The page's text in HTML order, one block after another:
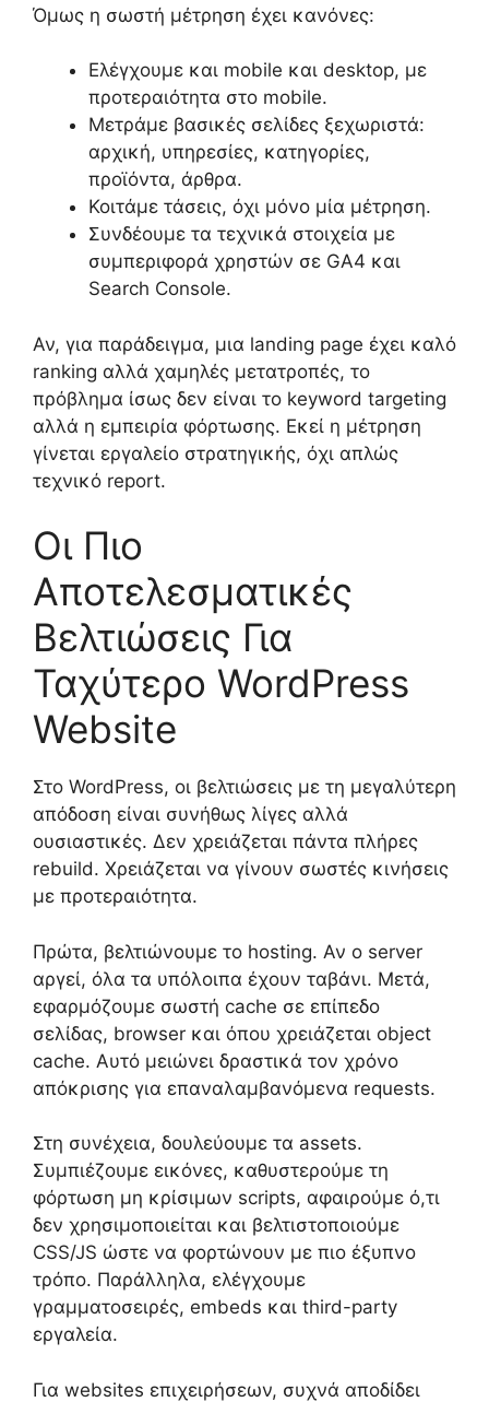
Όμως η σωστή μέτρηση έχει κανόνες:
Ελέγχουμε και mobile και desktop, με
προτεραιότητα στο mobile.
Μετράμε βασικές σελίδες ξεχωριστά:
αρχική, υπηρεσίες, κατηγορίες,
προϊόντα, άρθρα.
Κοιτάμε τάσεις, όχι μόνο μία μέτρηση.
Συνδέουμε τα τεχνικά στοιχεία με
συμπεριφορά χρηστών σε GA4 και
Search Console.
Αν, για παράδειγμα, μια landing page έχει καλό
ranking αλλά χαμηλές μετατροπές, το
πρόβλημα ίσως δεν είναι το keyword targeting
αλλά η εμπειρία φόρτωσης. Εκεί η μέτρηση
γίνεται εργαλείο στρατηγικής, όχι απλώς
τεχνικό report.
Οι Πιο
Αποτελεσματικές
Βελτιώσεις Για
Ταχύτερο WordPress
Website
Στο WordPress, οι βελτιώσεις με τη μεγαλύτερη
απόδοση είναι συνήθως λίγες αλλά
ουσιαστικές. Δεν χρειάζεται πάντα πλήρες
rebuild. Χρειάζεται να γίνουν σωστές κινήσεις
με προτεραιότητα.
Πρώτα, βελτιώνουμε το hosting. Αν ο server
αργεί, όλα τα υπόλοιπα έχουν ταβάνι. Μετά,
εφαρμόζουμε σωστή cache σε επίπεδο
σελίδας, browser και όπου χρειάζεται object
cache. Αυτό μειώνει δραστικά τον χρόνο
απόκρισης για επαναλαμβανόμενα requests.
Στη συνέχεια, δουλεύουμε τα assets.
Συμπιέζουμε εικόνες, καθυστερούμε τη
φόρτωση μη κρίσιμων scripts, αφαιρούμε ό,τι
δεν χρησιμοποιείται και βελτιστοποιούμε
CSS/JS ώστε να φορτώνουν με πιο έξυπνο
τρόπο. Παράλληλα, ελέγχουμε
γραμματοσειρές, embeds και third-party
εργαλεία.
Για websites επιχειρήσεων, συχνά αποδίδει